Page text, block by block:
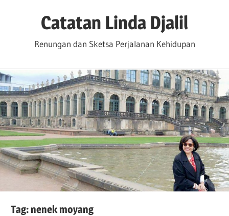
Catatan Linda Djalil
Renungan dan Sketsa Perjalanan Kehidupan
Tag:nenek moyang